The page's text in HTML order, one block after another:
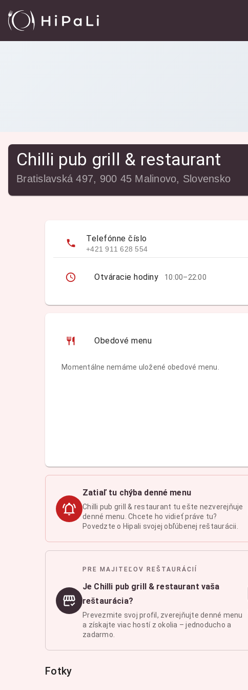
Reštaurácie Chilli pub grill & restaurant
Chilli pub grill & restaurant
Bratislavská 497, 900 45 Malinovo, Slovensko
Telefónne číslo
+421 911 628 554
Otváracie hodiny 10:00–22:00
Obedové menu
Momentálne nemáme uložené obedové menu.
Zatiaľ tu chýba denné menu
Chilli pub grill & restaurant tu ešte nezverejňuje
denné menu. Chcete ho vidieť práve tu?
Povedzte o Hipali svojej obľúbenej reštaurácii.
PRE MAJITEĽOV REŠTAURÁCIÍ
Je Chilli pub grill & restaurant vaša
reštaurácia?
Prevezmite svoj profil, zverejňujte denné menu
a získajte viac hostí z okolia – jednoducho a
zadarmo.
Fotky